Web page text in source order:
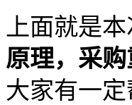
上面就是
原理，采
大家有一定